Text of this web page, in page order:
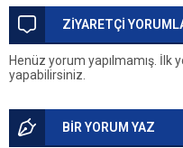
ZİYARETÇİ
Henüz yorum yapılmamış. İlk
yapabilirsiniz.
BİR YORUM YAZ